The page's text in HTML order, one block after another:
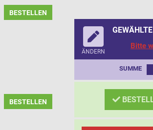
BESTELLEN
BESTELLEN
ÄNDERN
Bitte
SUMME